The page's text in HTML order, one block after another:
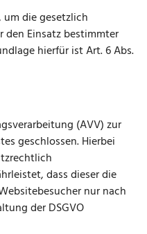
die gesetzlich
Einsatz bestimmter
hierfür ist Art. 6 Abs.
(AVV) zur
geschlossen. Hierbei
dass dieser die
nur nach
der DSGVO